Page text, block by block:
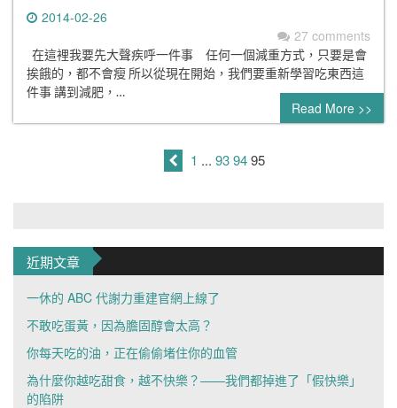
2014-02-26
27 comments
在這裡我要先大聲疾呼一件事 任何一個減重方式，只要是會
挨餓的，都不會瘦 所以從現在開始，我們要重新學習吃東西這
件事 講到減肥，…
Read More >>
1 ... 93 94 95
近期文章
一休的 ABC 代謝力重建官網上線了
不敢吃蛋黃，因為膽固醇會太高？
你每天吃的油，正在偷偷堵住你的血管
為什麼你越吃甜食，越不快樂？——我們都掉進了「假快樂」
的陷阱